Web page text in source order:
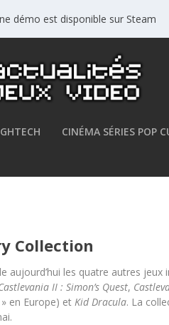
démo est disponible sur Steam
CINÉMA SÉRIES POP
Collection
aujourd’hui les quatre autres jeux
II : Simon’s Quest,
» en Europe) etKid Dracula. La